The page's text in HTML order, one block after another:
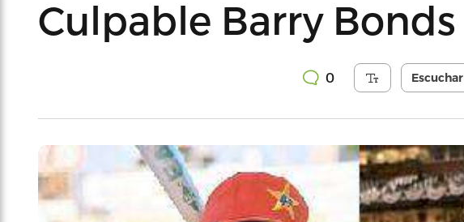
Culpable Barry Bonds
0 Escuchar